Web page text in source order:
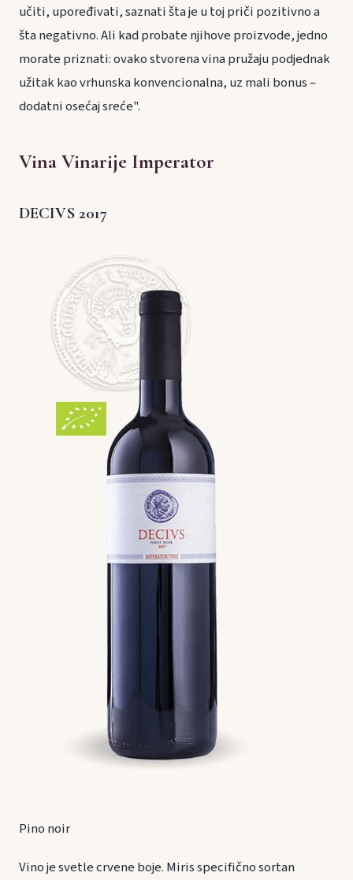
učiti, upoređivati, saznati šta je u toj priči pozitivno a
šta negativno. Ali kad probate njihove proizvode, jedno
morate priznati: ovako stvorena vina pružaju podjednak
užitak kao vrhunska konvencionalna, uz mali bonus –
dodatni osećaj sreće".
Vina Vinarije Imperator
DECIVS 2017
Pino noir
Vino je svetle crvene boje. Miris specifično sortan